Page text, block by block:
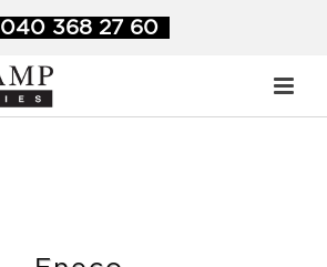
040 368 27 60